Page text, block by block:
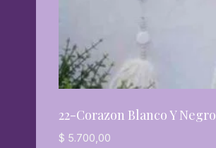
22-Corazon Blanco Y Negro
$ 5.700,00